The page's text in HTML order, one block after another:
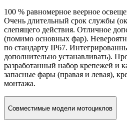
100 % равномерное веерное
Очень длительный срок службы
слепящего действия. Отличное
(помимо основных фар).
по стандарту IP67.
дополнительно устанавливать).
разработанный набор крепежей и
запасные фары (правая и левая),
монтажа.
Совместимые модели мотоциклов